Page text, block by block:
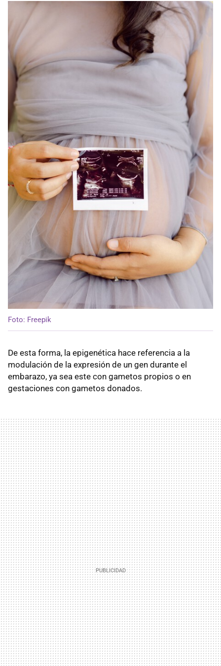
Foto: Freepik
De esta forma, la epigenética hace referencia a la
modulación de la expresión de un gen durante el
embarazo, ya sea este con gametos propios o en
gestaciones con gametos donados.